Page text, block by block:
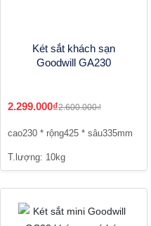
Két sắt khách sạn
Goodwill GA230
2.299.000₫2.600.000₫
cao230 * rộng425 * sâu335mm
T.lượng: 10kg